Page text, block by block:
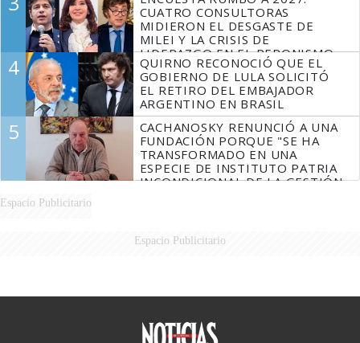
CUATRO CONSULTORAS
MIDIERON EL DESGASTE DE
MILEI Y LA CRISIS DE
LIDERAZGO EN EL PERONISMO
4
QUIRNO RECONOCIÓ QUE EL
GOBIERNO DE LULA SOLICITÓ
EL RETIRO DEL EMBAJADOR
ARGENTINO EN BRASIL
5
CACHANOSKY RENUNCIÓ A UNA
FUNDACIÓN PORQUE "SE HA
TRANSFORMADO EN UNA
ESPECIE DE INSTITUTO PATRIA
INCONDICIONAL DE LA GESTIÓN
Espacio Publicitario
Espacio Publicitario